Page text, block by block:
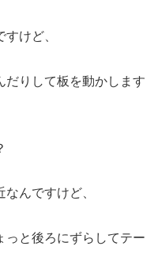
けど、
だりして板を動かします
んですけど、
っと後ろにずらしてテー